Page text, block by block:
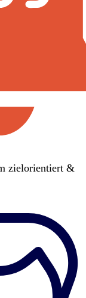
zielorientiert &